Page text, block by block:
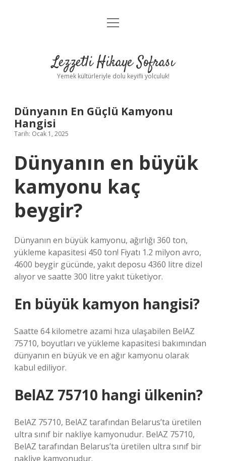
Anasayfa
Yasal Uyarı
menüyü
Lezzetli Hikaye Sofrası
Yemek kültürleriyle dolu keyifli yolculuk!
Dünyanın En Güçlü Kamyonu
Hangisi
Tarih: Ocak 1, 2025
Dünyanın en büyük
kamyonu kaç
beygir?
Dünyanın en büyük kamyonu, ağırlığı 360 ton,
yükleme kapasitesi 450 ton! Fiyatı 1.2 milyon avro,
4600 beygir gücünde, yakıt deposu 4360 litre dizel
alıyor ve saatte 300 litre yakıt tüketiyor.
En büyük kamyon hangisi?
Saatte 64 kilometre azami hıza ulaşabilen BelAZ
75710, boyutları ve yükleme kapasitesi bakımından
dünyanın en büyük ve en ağır kamyonu olarak
kabul ediliyor.
BelAZ 75710 hangi ülkenin?
BelAZ 75710, BelAZ tarafından Belarus’ta üretilen
ultra sınıf bir nakliye kamyonudur. BelAZ 75710,
BelAZ tarafından Belarus’ta üretilen ultra sınıf bir
nakliye kamyonudur.